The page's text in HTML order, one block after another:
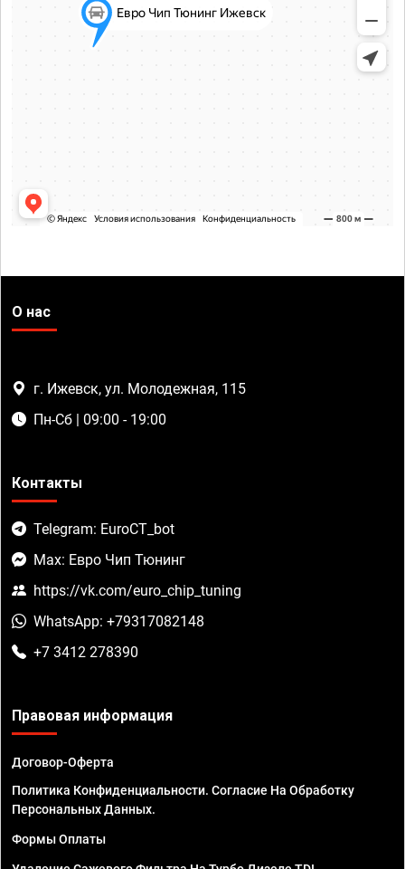
О нас
г. Ижевск, ул. Молодежная, 115
Пн-Сб | 09:00 - 19:00
Контакты
Telegram: EuroCT_bot
Max: Евро Чип Тюнинг
https://vk.com/euro_chip_tuning
WhatsApp: +79317082148
+7 3412 278390
Правовая информация
Договор-Оферта
Политика Конфиденциальности. Согласие На Обработку
Персональных Данных.
Формы Оплаты